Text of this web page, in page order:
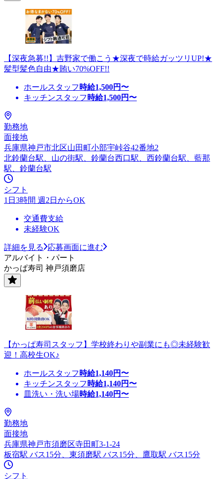
【深夜急募!!】吉野家で働こう★深夜で時給ガッツリUP!★
髪型髪色自由★賄い70%OFF!!
ホールスタッフ 時給1,500円〜
キッチンスタッフ 時給1,500円〜
勤務地
面接地
兵庫県神戸市北区山田町小部宇峠谷42番地2
北鈴蘭台駅、山の街駅、鈴蘭台西口駅、西鈴蘭台駅、藍那
駅、鈴蘭台駅
シフト
1日3時間 週2日からOK
交通費支給
未経験OK
詳細を見る
応募画面に進む
アルバイト・パート
かっぱ寿司 神戸須磨店
【かっぱ寿司スタッフ】学校終わりや副業にも◎未経験歓
迎！高校生OK♪
ホールスタッフ 時給1,140円〜
キッチンスタッフ 時給1,140円〜
皿洗い・洗い場時給1,140円〜
勤務地
面接地
兵庫県神戸市須磨区寺田町3-1-24
板宿駅 バス15分、東須磨駅 バス15分、鷹取駅 バス15分
シフト